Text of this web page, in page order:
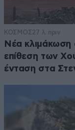
ΚΟΣΜΟΣ27 λ. πριν
Νέα
επίθεση των
ένταση στα